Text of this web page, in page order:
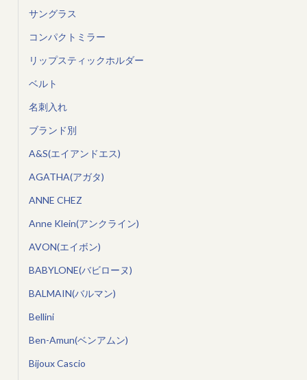
サングラス
コンパクトミラー
リップスティックホルダー
ベルト
名刺入れ
ブランド別
A&S(エイアンドエス)
AGATHA(アガタ)
ANNE CHEZ
Anne Klein(アンクライン)
AVON(エイボン)
BABYLONE(バビローヌ)
BALMAIN(バルマン)
Bellini
Ben-Amun(ベンアムン)
Bijoux Cascio